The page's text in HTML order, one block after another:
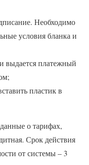
Необходимо
условия бланка и
выдается платежный
пластик в
о тарифах,
Срок действия
от системы – 3